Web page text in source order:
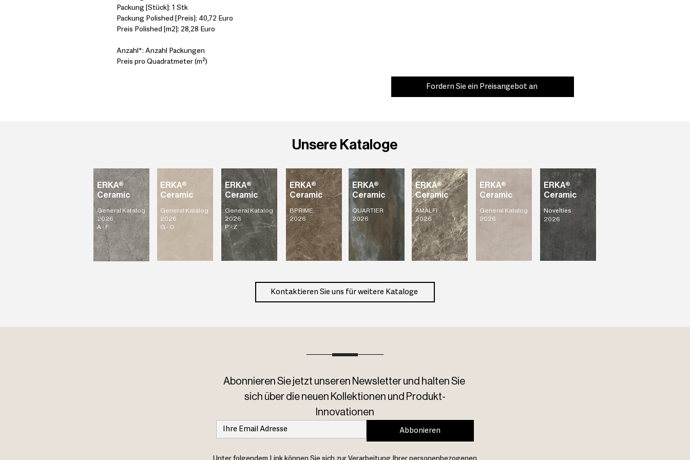
Packung [Stück]: 1 Stk
Packung Polished [Preis]: 40,72 Euro
Preis Polished [m2]: 28,28 Euro
Anzahl*: Anzahl Packungen
Preis pro Quadratmeter (m²)
Fordern Sie ein Preisangebot an
Unsere Kataloge
ERKA®
Ceramic
General Katalog
2026
G - O
ERKA®
Ceramic
General Katalog
2026
A - F
ERKA®
Ceramic
General Katalog
2026
P - Z
ERKA®
Ceramic
AMALFI
2026
ERKA®
Ceramic
QUARTIER
2026
ERKA®
Ceramic
BPRIME
2026
ERKA®
Ceramic
General Katalog
2026
ERKA®
Ceramic
Novelties
2026
Kontaktieren Sie uns für weitere Kataloge
Abonnieren Sie jetzt unseren Newsletter und halten Sie
sich über die neuen Kollektionen und Produkt-
Innovationen
Abbonieren
Unter folgendem Link können Sie sich zur Verarbeitung Ihrer personenbezogenen